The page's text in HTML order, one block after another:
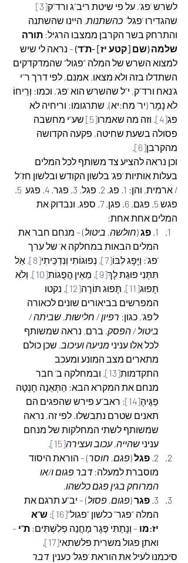
לשרש ‘פג’, על פי שיטת ריב”ג ורד”ק[3]
שהגדירו ‘פגל’ כהשתנות, היינו שהשתנה
והתרחק בשר הקרבן ממצבו הרגיל: תורה
שלמה (שם [קטע יז] -ת”ד) – נראה לי שיש
למצוא השרש של המלה “פגול” שהמדקדקים
השתדלו בזה ולא מצאו. אמנם, לפי דרך ר”י
ג’נאח ורד”ק, י”ל שהשרש הוא ‘פג’, וכמו: וְרֵיחוֹ
לֹא נָמָר (יר’ מח:יא), שתרגומו: וריחיה לא
פג[4] . וזה מה שאמרו[5]
שע”י מחשבה
פסולה בשעת שחיטה, פקעה הקדושה
מהקרבן[6]
.
וכן נראה להציע צד משותף לכל המלים
בעלות אותיות ‘פג’ בלשון הקודש ובלשון חז”ל
/ ארמית, והן: 1. פג. 2. פגל. 3. פגר. 4. פגע  5.
פגש 5. פגם. 6. פגן. 7. ספג. ונבדוק את
המלים אחת אחת:
1. פג (חולשה, ביטול) – מנחם חבר את
המלים הבאות במחלקה א’ של ערך
‘פג’: וַיָּפָג לִבּוֹ[7] , נְפוּגוֹתִי וְנִדְכֵּיתִי[8]
, אַל
תִּתְּנִי פוּגַת לָךְ[9] , מֵאֵין הֲפֻגוֹת[10]
, וְלֹא
תָפוּג[11] , תָּפוּג תּוֹרָה[12]
. נקטו
המפרשים בביאורים שונים לכאורה
ל’פג’, כגון: רפיון / חלישות, שביתה /
ביטול / הפסק. ברם, נראה שמשותף
לכל אלו עניני מניעה ועיכוב, שכן כולם
מתארים מצב המונע ומעכב
התקדמות[13]
. ובמחלקה ב’ חבר
מנחם את המקרא הבא: הַתְּאֵנָה חָנְטָה
פַגֶּיהָ[14]
; ראב”ע פירש שהפגים הם
תאנים שטרם נתבשלו. לפי זה, נראה
שמשותף לשתי המחלקות של מנחם
עניני שהייה, עכוב ועצירה[15]
.
2. פגל (פגם, חוסר) – הוראת היסוד
מוסברת למעלה: דבר פגום ו/או
המרוחק בגין פגם כלשהו.
3. פגר (פגום, פסול) – יב”ע תרגם את
המלה “פגר” כלשון “פגול”[16]
: ש”א
יז:מו – וְנָתַתִּי פֶּגֶר מַחֲנֵה פְלִשְׁתִּים; ת”י –
ואתן פגול משרית פלשתאי[17]
.
סיכמנו לעיל את הוראת ‘פגל’ כענין דבר